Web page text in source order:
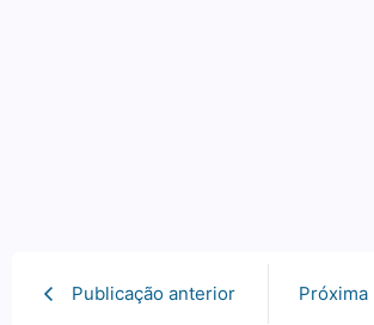
Publicação anterior Próxima